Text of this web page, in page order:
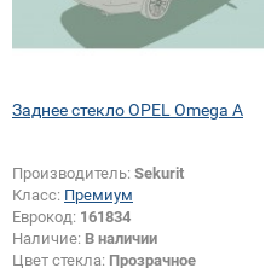
Заднее стекло OPEL Omega A
Производитель: Sekurit
Класс: Премиум
Еврокод: 161834
Наличие: В наличии
Цвет стекла: Прозрачное